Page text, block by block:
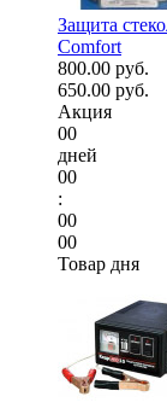
Защита
Comfort
800.00 руб.
650.00 руб.
Акция
00
дней
00
:
00
00
Товар дня